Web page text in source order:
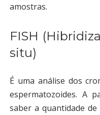
amostras.
FISH
situ)
É uma análise dos
espermatozoides. A
saber a quantidade